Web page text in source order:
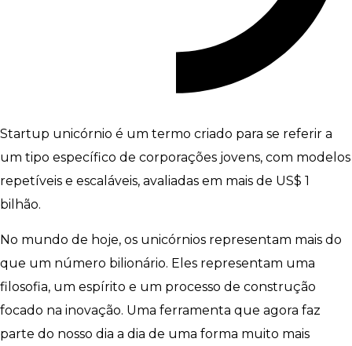
Startup unicórnio é um termo criado para se referir a
um tipo específico de corporações jovens, com modelos
repetíveis e escaláveis, avaliadas em mais de US$ 1
bilhão.
No mundo de hoje, os unicórnios representam mais do
que um número bilionário. Eles representam uma
filosofia, um espírito e um processo de construção
focado na inovação. Uma ferramenta que agora faz
parte do nosso dia a dia de uma forma muito mais